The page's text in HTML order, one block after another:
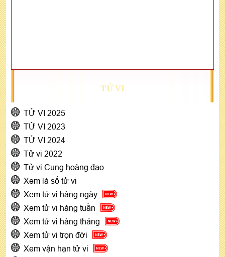
TỬ VI
TỬ VI 2025
TỬ VI 2023
TỬ VI 2024
Tử vi 2022
Tử vi Cung hoàng đạo
Xem lá số tử vi
Xem tử vi hàng ngày
Xem tử vi hàng tuần
Xem tử vi hàng tháng
Xem tử vi trọn đời
Xem vận hạn tử vi